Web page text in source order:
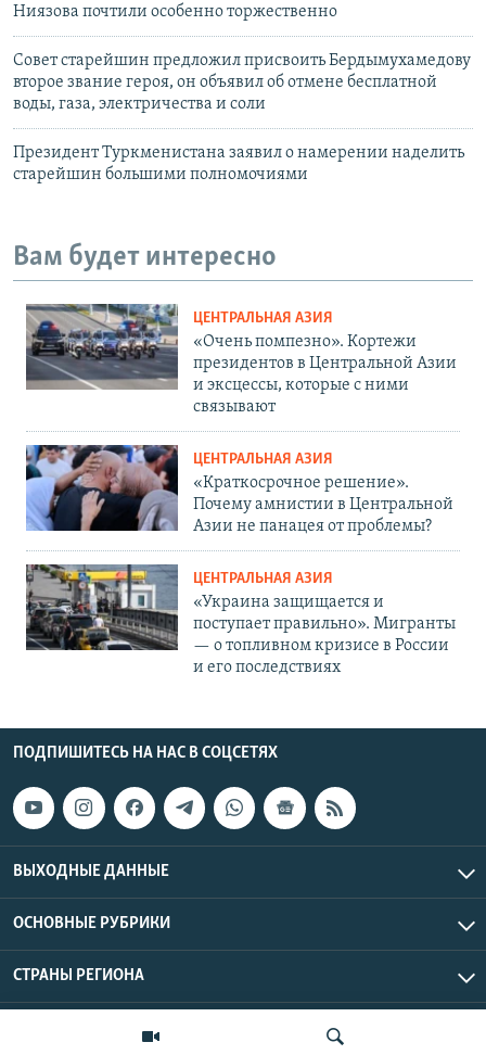
Ниязова почтили особенно торжественно
Совет старейшин предложил присвоить Бердымухамедову
второе звание героя, он объявил об отмене бесплатной
воды, газа, электричества и соли
Президент Туркменистана заявил о намерении наделить
старейшин большими полномочиями
Вам будет интересно
ЦЕНТРАЛЬНАЯ АЗИЯ
«Очень помпезно». Кортежи
президентов в Центральной Азии
и эксцессы, которые с ними
связывают
ЦЕНТРАЛЬНАЯ АЗИЯ
«Краткосрочное решение».
Почему амнистии в Центральной
Азии не панацея от проблемы?
ЦЕНТРАЛЬНАЯ АЗИЯ
«Украина защищается и
поступает правильно». Мигранты
— о топливном кризисе в России
и его последствиях
ПОДПИШИТЕСЬ НА НАС В СОЦСЕТЯХ
ВЫХОДНЫЕ ДАННЫЕ
ОСНОВНЫЕ РУБРИКИ
СТРАНЫ РЕГИОНА
Азаттык Азия © 2026 RFE/RL, Inc. | Все права защищены.